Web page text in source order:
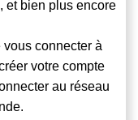
et bien plus encore
connecter à
votre compte
au réseau